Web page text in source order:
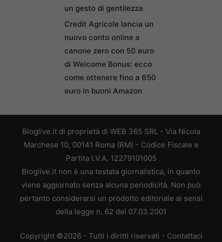
un gesto di gentilezza
Credit Agricole lancia un
nuovo conto online a
canone zero con 50 euro
di Welcome Bonus: ecco
come ottenere fino a 650
euro in buoni Amazon
Bloglive.it di proprietà di WEB 365 SRL - Via Nicola
Marchese 10, 00141 Roma (RM) - Codice Fiscale e
Partita I.V.A. 12279101005
Bloglive.it non è una testata giornalistica, in quanto
viene aggiornato senza alcuna periodicità. Non può
pertanto considerarsi un prodotto editoriale ai sensi
della legge n. 62 del 07.03.2001
Copyright ©2026 - Tutti i diritti riservati - Contattaci